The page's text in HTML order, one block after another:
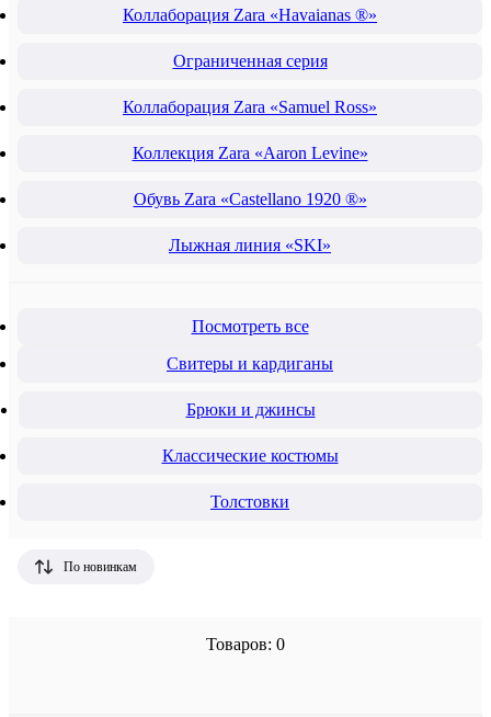
Коллаборация Zara «Havaianas ®»
Ограниченная серия
Коллаборация Zara «Samuel Ross»
Коллекция Zara «Aaron Levine»
Обувь Zara «Castellano 1920 ®»
Лыжная линия «SKI»
Посмотреть все
Свитеры и кардиганы
Брюки и джинсы
Классические костюмы
Толстовки
По новинкам
Товаров: 0